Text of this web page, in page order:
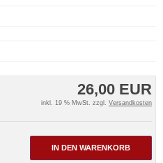
26,00 EUR
inkl. 19 % MwSt. zzgl. Versandkosten
IN DEN WARENKORB